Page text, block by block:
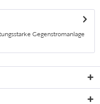
Gegenstromanlage